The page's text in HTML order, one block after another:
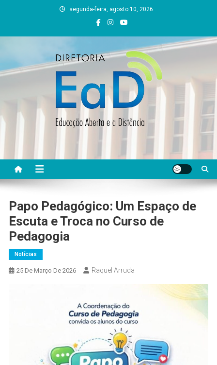
segunda-feira, agosto 10, 2026
DEAD UFVJM
Papo Pedagógico: Um Espaço de
Escuta e Troca no Curso de
Pedagogia
Notícias
25 De Março De 2026 Raquel Arruda